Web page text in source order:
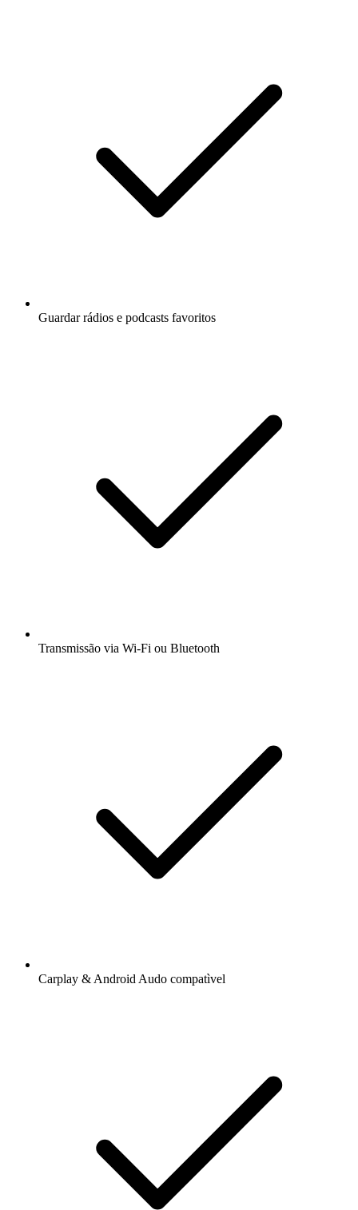
Guardar rádios e podcasts favoritos
Transmissão via Wi-Fi ou Bluetooth
Carplay & Android Audo compatìvel